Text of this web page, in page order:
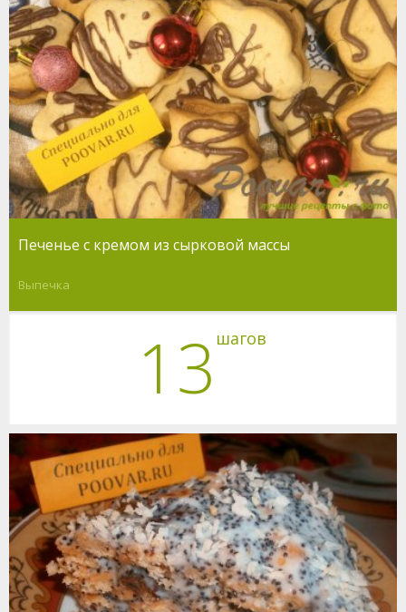
Печенье с кремом из сырковой массы
Выпечка
13 шагов